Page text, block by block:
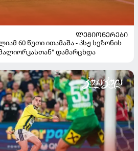
ᲚᲔᲒᲘᲝᲜᲔᲠᲔᲑᲘ
60 წუთი ითამაშა - პსჟ სეზონის
დამარცხდა